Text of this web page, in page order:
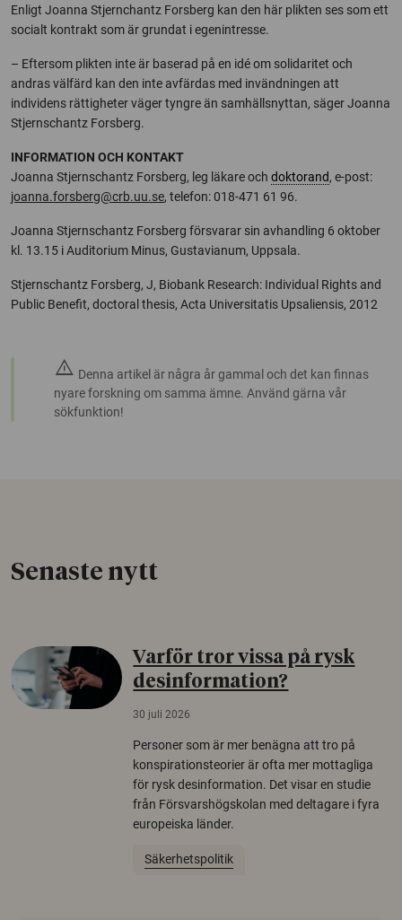
Enligt Joanna Stjernchantz Forsberg kan den här plikten ses som ett
socialt kontrakt som är grundat i egenintresse.
– Eftersom plikten inte är baserad på en idé om solidaritet och
andras välfärd kan den inte avfärdas med invändningen att
individens rättigheter väger tyngre än samhällsnyttan, säger Joanna
Stjernschantz Forsberg.
INFORMATION OCH KONTAKT
Joanna Stjernschantz Forsberg, leg läkare och doktorand, e-post:
joanna.forsberg@crb.uu.se, telefon: 018-471 61 96.
Joanna Stjernschantz Forsberg försvarar sin avhandling 6 oktober
kl. 13.15 i Auditorium Minus, Gustavianum, Uppsala.
Stjernschantz Forsberg, J, Biobank Research: Individual Rights and
Public Benefit, doctoral thesis, Acta Universitatis Upsaliensis, 2012
warning Denna artikel är några år gammal och det kan finnas
nyare forskning om samma ämne. Använd gärna vår
sökfunktion!
Senaste nytt
Varför tror vissa på rysk
desinformation?
30 juli 2026
Personer som är mer benägna att tro på
konspirationsteorier är ofta mer mottagliga
för rysk desinformation. Det visar en studie
från Försvarshögskolan med deltagare i fyra
europeiska länder.
Säkerhetspolitik